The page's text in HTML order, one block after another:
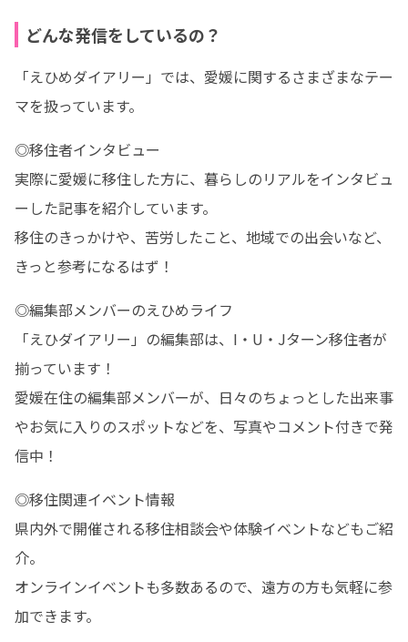
どんな発信をしているの？
「えひめダイアリー」では、愛媛に関するさまざまなテー
マを扱っています。
◎移住者インタビュー
実際に愛媛に移住した方に、暮らしのリアルをインタビュ
ーした記事を紹介しています。
移住のきっかけや、苦労したこと、地域での出会いなど、
きっと参考になるはず！
◎編集部メンバーのえひめライフ
「えひダイアリー」の編集部は、I・U・Jターン移住者が
揃っています！
愛媛在住の編集部メンバーが、日々のちょっとした出来事
やお気に入りのスポットなどを、写真やコメント付きで発
信中！
◎移住関連イベント情報
県内外で開催される移住相談会や体験イベントなどもご紹
介。
オンラインイベントも多数あるので、遠方の方も気軽に参
加できます。